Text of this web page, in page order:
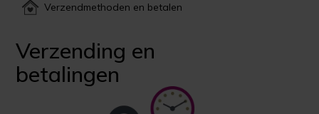
Verzendmethoden en betalen
Verzending en
betalingen